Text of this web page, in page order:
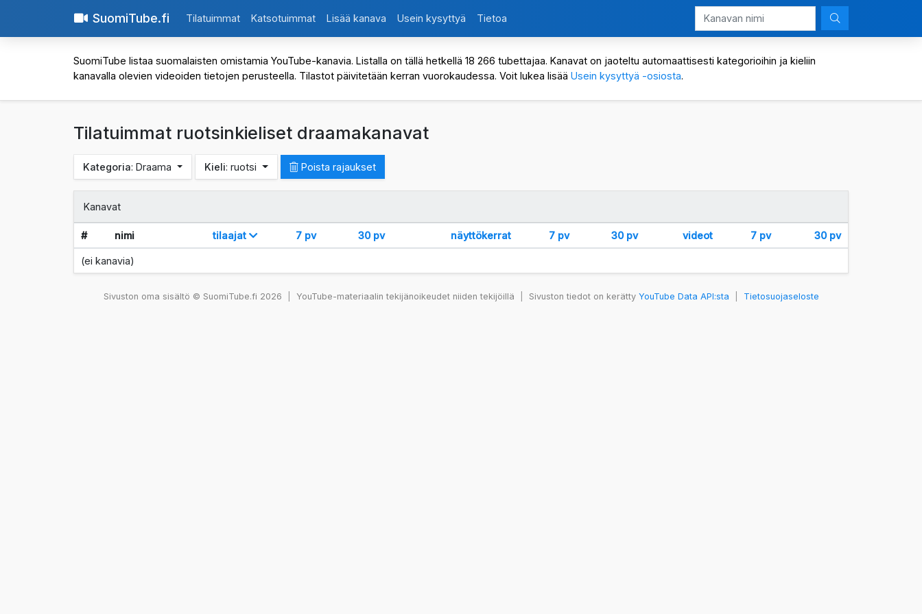
SuomiTube.fi Tilatuimmat Katsotuimmat Lisää kanava Usein kysyttyä Tietoa
SuomiTube listaa suomalaisten omistamia YouTube-kanavia. Listalla on tällä hetkellä 18 266 tubettajaa. Kanavat on jaoteltu automaattisesti kategorioihin ja kieliin
kanavalla olevien videoiden tietojen perusteella. Tilastot päivitetään kerran vuorokaudessa. Voit lukea lisää Usein kysyttyä -osiosta.
Tilatuimmat ruotsinkieliset draamakanavat
Kategoria: Draama Kieli: ruotsi Poista rajaukset
Kanavat
# nimi tilaajat 7 pv 30 pv näyttökerrat 7 pv 30 pv videot 7 pv 30 pv
(ei kanavia)
Sivuston oma sisältö © SuomiTube.fi 2026 YouTube-materiaalin tekijänoikeudet niiden tekijöillä Sivuston tiedot on kerätty YouTube Data API:sta Tietosuojaseloste